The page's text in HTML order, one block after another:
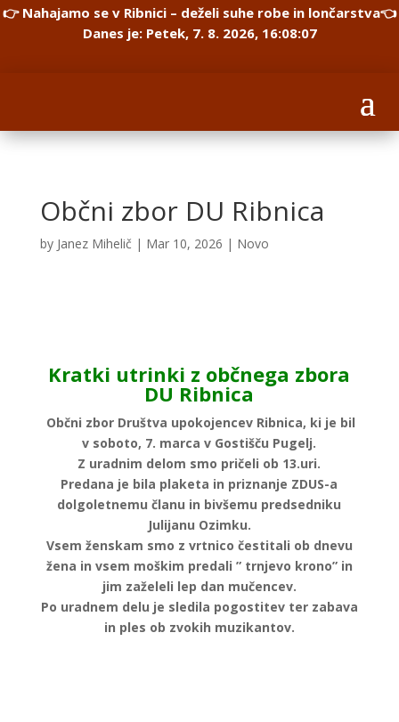
👉 Nahajamo se v Ribnici – deželi suhe robe in lončarstva👈
Danes je: Petek, 7. 8. 2026, 16:08:07
Občni zbor DU Ribnica
by Janez Mihelič | Mar 10, 2026 | Novo
Kratki utrinki z občnega zbora
DU Ribnica
Občni zbor Društva upokojencev Ribnica, ki je bil
v soboto, 7. marca v Gostišču Pugelj.
Z uradnim delom smo pričeli ob 13.uri.
Predana je bila plaketa in priznanje ZDUS-a
dolgoletnemu članu in bivšemu predsedniku
Julijanu Ozimku.
Vsem ženskam smo z vrtnico čestitali ob dnevu
žena in vsem moškim predali ” trnjevo krono” in
jim zaželeli lep dan mučencev.
Po uradnem delu je sledila pogostitev ter zabava
in ples ob zvokih muzikantov.